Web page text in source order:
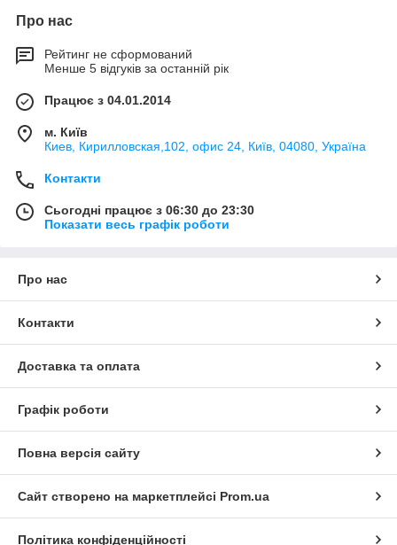
Про нас
Рейтинг не сформований
Менше 5 відгуків за останній рік
Працює з 04.01.2014
м. Київ
Киев, Кирилловская,102, офис 24, Київ, 04080, Україна
Контакти
Сьогодні працює з 06:30 до 23:30
Показати весь графік роботи
Про нас
Контакти
Доставка та оплата
Графік роботи
Повна версія сайту
Сайт створено на маркетплейсі Prom.ua
Політика конфіденційності